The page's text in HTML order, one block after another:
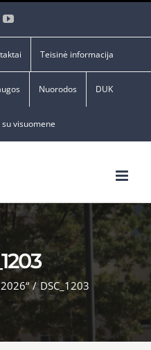
YouTube
Teisinė informacija
Nuorodos DUK
visuomene
/ DSC_1203